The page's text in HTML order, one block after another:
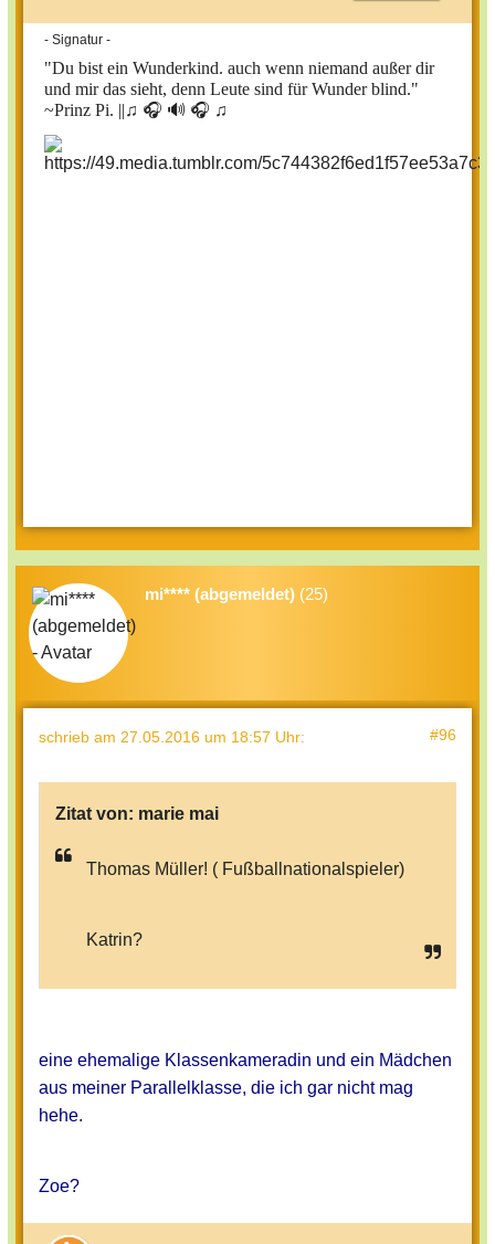
- Signatur -
"Du bist ein Wunderkind. auch wenn niemand außer dir
und mir das sieht, denn Leute sind für Wunder blind."
~Prinz Pi. ||♫ 🎧 🔊 🎧 ♫
mi**** (abgemeldet) (25)
schrieb am 27.05.2016 um 18:57 Uhr: #96
Zitat von: marie mai
Thomas Müller! ( Fußballnationalspieler)
Katrin?
eine ehemalige Klassenkameradin und ein Mädchen
aus meiner Parallelklasse, die ich gar nicht mag
hehe.
Zoe?